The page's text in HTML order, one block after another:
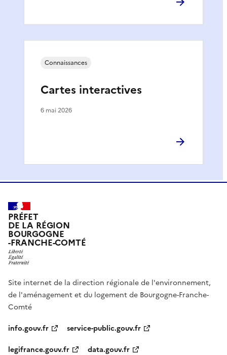
Cartes interactives
Connaissances
6 mai 2026
PRÉFET
DE LA RÉGION
BOURGOGNE
-FRANCHE-COMTÉ
Site internet de la direction régionale de l'environnement,
de l'aménagement et du logement de Bourgogne-Franche-
Comté
info.gouv.fr
service-public.gouv.fr
legifrance.gouv.fr
data.gouv.fr